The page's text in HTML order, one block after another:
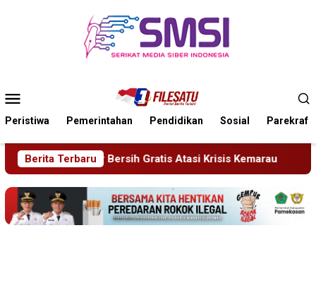
Mobile
Peristiwa Pemerintahan Pendidikan Sosial Parekraf
Berita Terbaru
Atasi Krisis Kemarau Sidang Tipiring, Penjual